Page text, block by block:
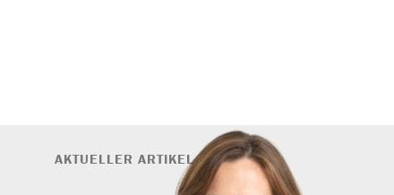
AKTUELLER ARTIKEL